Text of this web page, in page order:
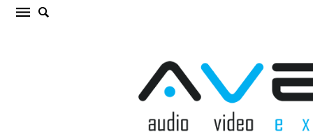
BLUESOUND POWERNODE White Multi-Room